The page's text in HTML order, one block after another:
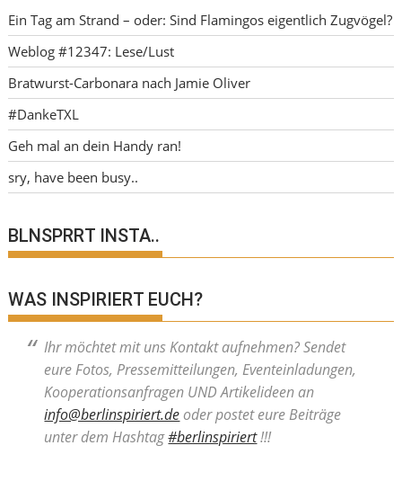
Ein Tag am Strand – oder: Sind Flamingos eigentlich Zugvögel?
Weblog #12347: Lese/Lust
Bratwurst-Carbonara nach Jamie Oliver
#DankeTXL
Geh mal an dein Handy ran!
sry, have been busy..
BLNSPRRT INSTA..
WAS INSPIRIERT EUCH?
Ihr möchtet mit uns Kontakt aufnehmen? Sendet
eure Fotos, Pressemitteilungen, Eventeinladungen,
Kooperationsanfragen UND Artikelideen an
info@berlinspiriert.deoder postet eure Beiträge
unter dem Hashtag#berlinspiriert!!!